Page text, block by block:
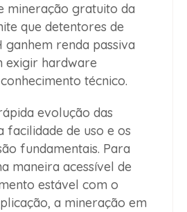
mineração gratuito da
que detentores de
ganhem renda passiva
exigir hardware
técnico.
evolução das
facilidade de uso e os
fundamentais. Para
maneira acessível de
estável com o
a mineração em